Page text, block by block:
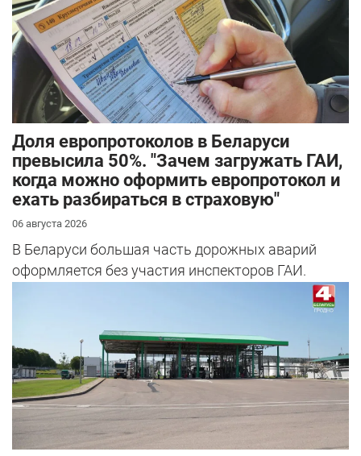
Доля европротоколов в Беларуси
превысила 50%. "Зачем загружать ГАИ,
когда можно оформить европротокол и
ехать разбираться в страховую"
06 августа 2026
В Беларуси большая часть дорожных аварий
оформляется без участия инспекторов ГАИ.